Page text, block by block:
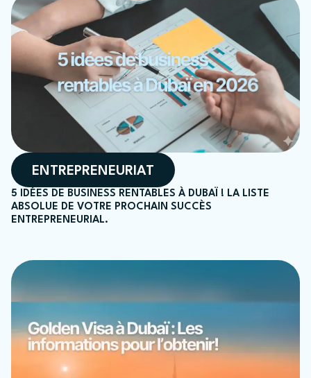
ENTREPRENEURIAT
5 IDÉES DE BUSINESS RENTABLES À DUBAÏ ! LA LISTE
ABSOLUE DE VOTRE PROCHAIN SUCCÈS
ENTREPRENEURIAL.